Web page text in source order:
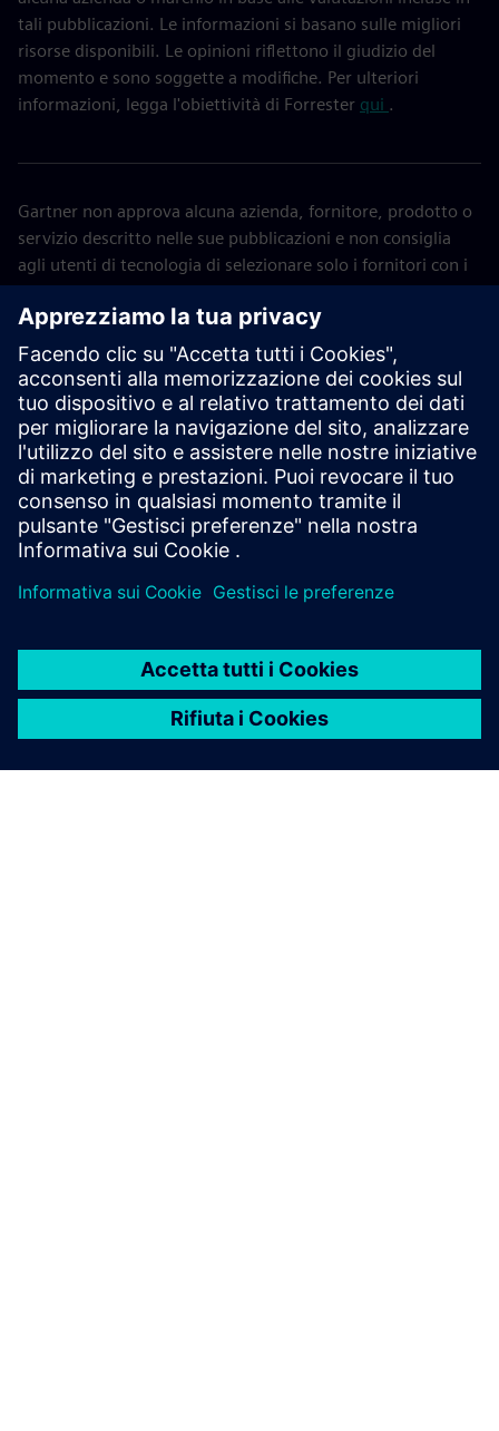
tali pubblicazioni. Le informazioni si basano sulle migliori
risorse disponibili. Le opinioni riflettono il giudizio del
momento e sono soggette a modifiche. Per ulteriori
informazioni, legga l'obiettività di Forrester qui .
Gartner non approva alcuna azienda, fornitore, prodotto o
servizio descritto nelle sue pubblicazioni e non consiglia
agli utenti di tecnologia di selezionare solo i fornitori con i
punteggi più alti o altre designazioni. Le pubblicazioni di
Gartner sono costituite dalle opinioni dell'organizzazione di
analisi aziendali e tecnologiche di Gartner e non devono
essere interpretate come affermazioni di fatto. Gartner
declina tutte le garanzie, espresse o implicite, in relazione a
questa pubblicazione, comprese le garanzie di
commerciabilità o idoneità per uno scopo particolare.
GARTNER è un marchio di Gartner, Inc. e/o delle sue
affiliate.